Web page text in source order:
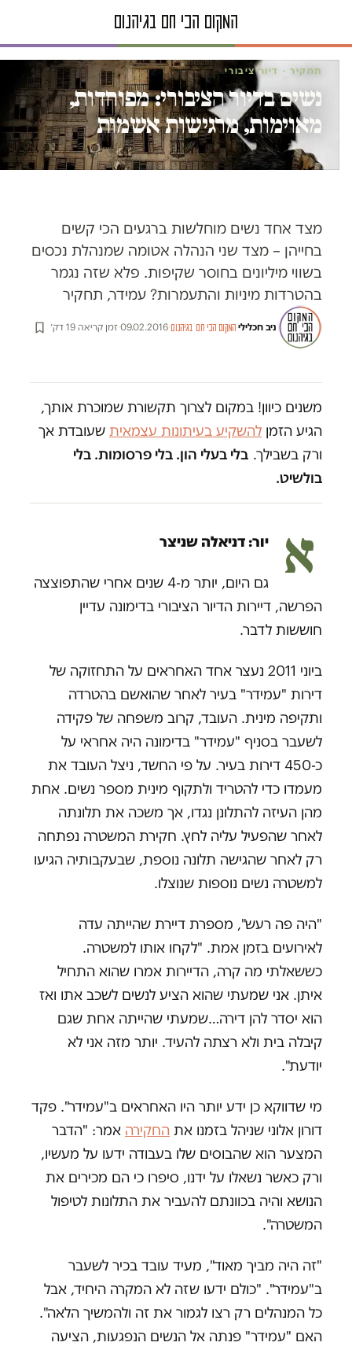
תחקיר · דיור ציבורי
נשים בדיור הציבורי: מפוחדות,
מאוימות, מרגישות אשמות
מצד אחד נשים מוחלשות ברגעים הכי קשים
בחייהן – מצד שני הנהלה אטומה שמנהלת נכסים
בשווי מיליונים בחוסר שקיפות. פלא שזה נגמר
בהטרדות מיניות והתעמרות? עמידר, תחקיר
ניב חכלילי·המקום הכי חם בגיהנום·
09.02.2016
·זמן קריאה 19 דק׳
משנים כיוון! במקום לצרוך תקשורת שמוכרת אותך,
הגיע הזמן להשקיע בעיתונות עצמאית שעובדת אך
ורק בשבילך. בלי בעלי הון. בלי פרסומות. בלי
בולשיט.
א יור: דניאלה שניצר
גם היום, יותר מ-4 שנים אחרי שהתפוצצה
הפרשה, דיירות הדיור הציבורי בדימונה עדיין
חוששות לדבר.
ביוני 2011 נעצר אחד האחראים על התחזוקה של
דירות "עמידר" בעיר לאחר שהואשם בהטרדה
ותקיפה מינית. העובד, קרוב משפחה של פקידה
לשעבר בסניף "עמידר" בדימונה היה אחראי על
כ-450 דירות בעיר. על פי החשד, ניצל העובד את
מעמדו כדי להטריד ולתקוף מינית מספר נשים. אחת
מהן העיזה להתלונן נגדו, אך משכה את תלונתה
לאחר שהפעיל עליה לחץ. חקירת המשטרה נפתחה
רק לאחר שהגישה תלונה נוספת, שבעקבותיה הגיעו
למשטרה נשים נוספות שנוצלו.
"היה פה רעש", מספרת דיירת שהייתה עדה
לאירועים בזמן אמת. "לקחו אותו למשטרה.
כששאלתי מה קרה, הדיירות אמרו שהוא התחיל
איתן. אני שמעתי שהוא הציע לנשים לשכב אתו ואז
הוא יסדר להן דירה…שמעתי שהייתה אחת שגם
קיבלה בית ולא רצתה להעיד. יותר מזה אני לא
יודעת".
מי שדווקא כן ידע יותר היו האחראים ב"עמידר". פקד
דורון אלוני שניהל בזמנו את החקירה אמר: "הדבר
המצער הוא שהבוסים שלו בעבודה ידעו על מעשיו,
ורק כאשר נשאלו על ידנו, סיפרו כי הם מכירים את
הנושא והיה בכוונתם להעביר את התלונות לטיפול
המשטרה".
"זה היה מביך מאוד", מעיד עובד בכיר לשעבר
ב"עמידר". "כולם ידעו שזה לא המקרה היחיד, אבל
כל המנהלים רק רצו לגמור את זה ולהמשיך הלאה".
האם "עמידר" פנתה אל הנשים הנפגעות, הציעה